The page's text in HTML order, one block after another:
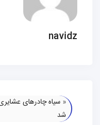
سیاه چادرهای عشایری